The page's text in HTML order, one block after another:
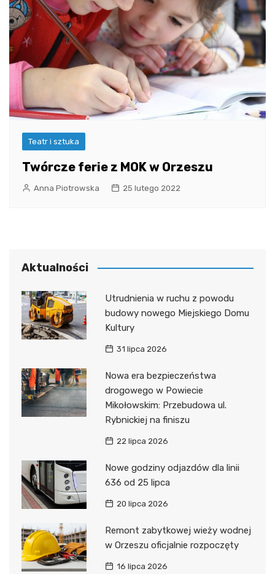
Teatr i sztuka
Twórcze ferie z MOK w Orzeszu
Anna Piotrowska 25 lutego 2022
Aktualności
Utrudnienia w ruchu z powodu
budowy nowego Miejskiego Domu
Kultury
31 lipca 2026
Nowa era bezpieczeństwa
drogowego w Powiecie
Mikołowskim: Przebudowa ul.
Rybnickiej na finiszu
22 lipca 2026
Nowe godziny odjazdów dla linii
636 od 25 lipca
20 lipca 2026
Remont zabytkowej wieży wodnej
w Orzeszu oficjalnie rozpoczęty
16 lipca 2026